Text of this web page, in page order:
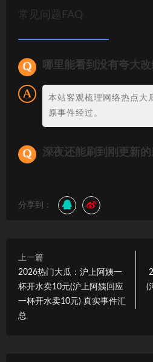
常见问题FAQ
哪里能看到没有夸大
本站客观梳理网络热点大
原事件经过。
深夜还能刷到刚更新
分享到：
上一篇
2026热门大瓜：沪上阿姨一
杯开水卖10元(沪上阿姨回应
一杯开水卖10元) 真实事件汇
总
(